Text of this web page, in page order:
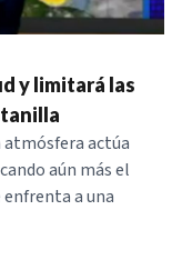
y limitará las
atmósfera actúa
aún más el
enfrenta a una